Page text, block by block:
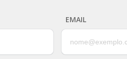
EMAIL